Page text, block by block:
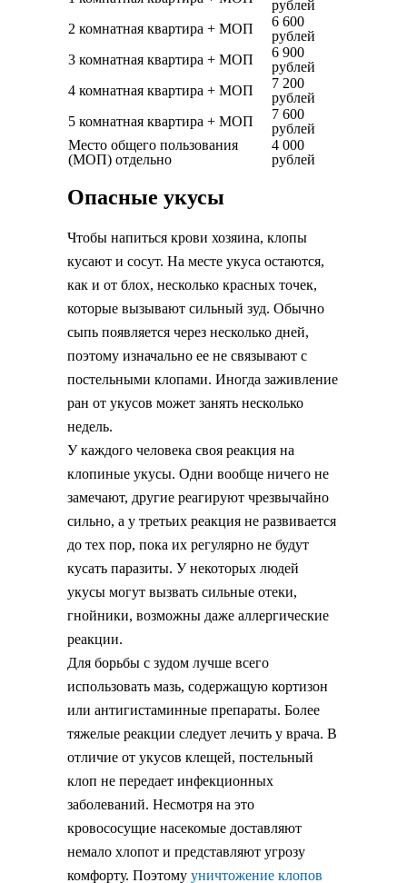
рублей
2 комнатная квартира + МОП
6 600
рублей
3 комнатная квартира + МОП
6 900
рублей
4 комнатная квартира + МОП
7 200
рублей
5 комнатная квартира + МОП
7 600
рублей
Место общего пользования
(МОП) отдельно
4 000
рублей
Опасные укусы
Чтобы напиться крови хозяина, клопы
кусают и сосут. На месте укуса остаются,
как и от блох, несколько красных точек,
которые вызывают сильный зуд. Обычно
сыпь появляется через несколько дней,
поэтому изначально ее не связывают с
постельными клопами. Иногда заживление
ран от укусов может занять несколько
недель.
У каждого человека своя реакция на
клопиные укусы. Одни вообще ничего не
замечают, другие реагируют чрезвычайно
сильно, а у третьих реакция не развивается
до тех пор, пока их регулярно не будут
кусать паразиты. У некоторых людей
укусы могут вызвать сильные отеки,
гнойники, возможны даже аллергические
реакции.
Для борьбы с зудом лучше всего
использовать мазь, содержащую кортизон
или антигистаминные препараты. Более
тяжелые реакции следует лечить у врача. В
отличие от укусов клещей, постельный
клоп не передает инфекционных
заболеваний. Несмотря на это
кровососущие насекомые доставляют
немало хлопот и представляют угрозу
комфорту. Поэтому уничтожение клопов